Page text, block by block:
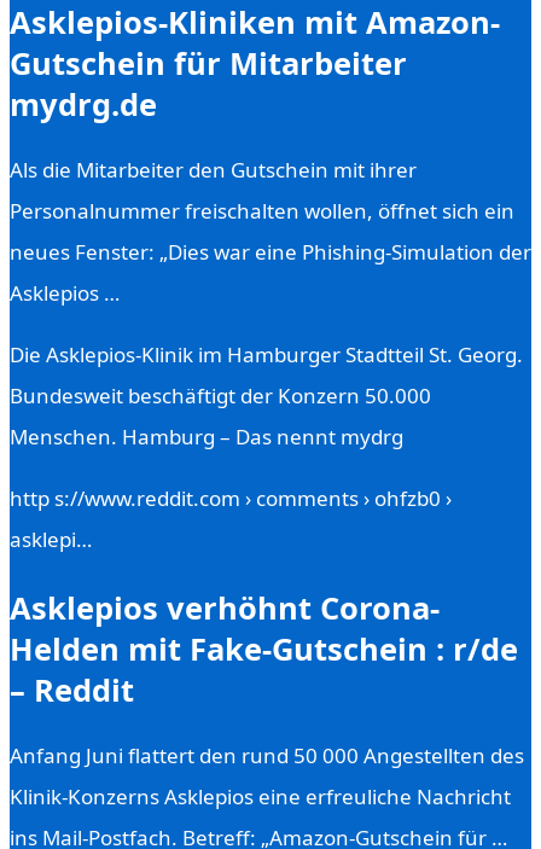
Asklepios-Kliniken mit Amazon-
Gutschein für Mitarbeiter
mydrg.de
Als die Mitarbeiter den Gutschein mit ihrer
Personalnummer freischalten wollen, öffnet sich ein
neues Fenster: „Dies war eine Phishing-Simulation der
Asklepios …
Die Asklepios-Klinik im Hamburger Stadtteil St. Georg.
Bundesweit beschäftigt der Konzern 50.000
Menschen. Hamburg – Das nennt mydrg
http s://www.reddit.com › comments › ohfzb0 ›
asklepi…
Asklepios verhöhnt Corona-
Helden mit Fake-Gutschein : r/de
– Reddit
Anfang Juni flattert den rund 50 000 Angestellten des
Klinik-Konzerns Asklepios eine erfreuliche Nachricht
ins Mail-Postfach. Betreff: „Amazon-Gutschein für …